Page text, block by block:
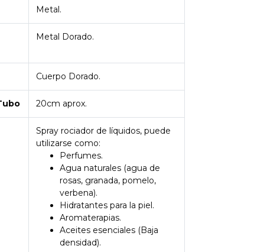
Metal.
Metal Dorado.
Cuerpo Dorado.
20cm aprox.
Spray rociador de líquidos, puede
utilizarse como:
Perfumes.
Agua naturales (agua de
rosas, granada, pomelo,
verbena).
Hidratantes para la piel.
Aromaterapias.
Aceites esenciales (Baja
densidad).